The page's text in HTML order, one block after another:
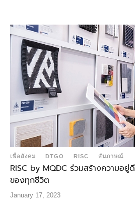
เพื่อสังคม DTGO RISC สัมภาษณ์
RISC by MQDC ร่วมสร้างความอ
ของทุกชีวิต
January 17, 2023